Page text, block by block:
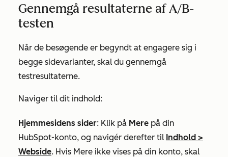
Gennemgå resultaterne af A/B-
testen
Når de besøgende er begyndt at engagere sig i
begge sidevarianter, skal du gennemgå
testresultaterne.
Naviger til dit indhold:
Hjemmesidens sider: Klik på Mere på din
HubSpot-konto, og navigér derefter til Indhold >
Webside. Hvis Mere ikke vises på din konto, skal